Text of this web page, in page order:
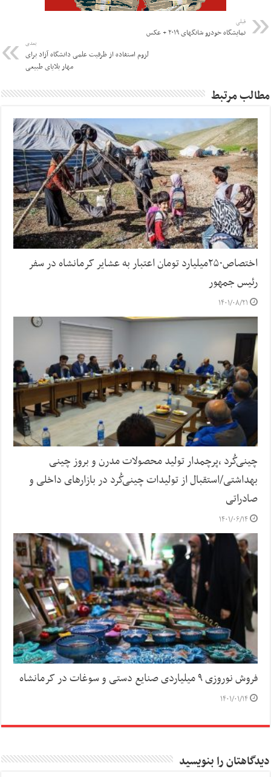
قبلی
نمایشگاه خودرو شانگهای ۲۰۱۹ + عکس
بعدی
لزوم استفاده از ظرفیت علمی دانشگاه آزاد برای
مهار بلایای طبیعی
مطالب مرتبط
اختصاص۲۵۰میلیارد تومان اعتبار به عشایر کرمانشاه در سفر
رئیس جمهور
۱۴۰۱/۰۸/۲۱
چینی‌کُرد ،پرچمدار تولید محصولات مدرن و بروز چینی
بهداشتی/استقبال از تولیدات چینی‌کُرد در بازارهای داخلی و
صادراتی
۱۴۰۱/۰۶/۱۴
فروش نوروزی ۹ میلیاردی صنایع دستی و سوغات در کرمانشاه
۱۴۰۱/۰۱/۱۴
دیدگاهتان را بنویسید